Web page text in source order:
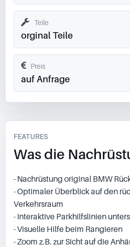
Teile
orginal Teile
Preis
auf Anfrage
FEATURES
Was die
- Nachrüstung original BMW
- Optimaler Überblick auf den
Verkehrsraum
- Interaktive Parkhilfslinien
- Visuelle Hilfe beim Rangieren
- Zoom z.B. zur Sicht auf die